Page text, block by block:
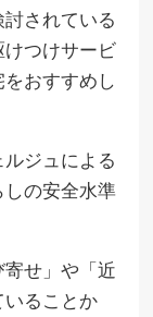
されている
つけサービ
おすすめし
ジュによる
の安全水準
せ」や「近
ることか